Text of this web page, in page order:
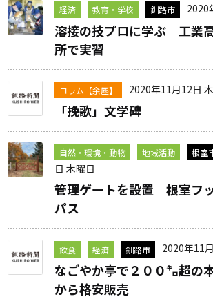
経済 教育・学校 釧路市 2020
溶接の技プロに学ぶ 工業
所で実習
コラム【余塵】 2020年11月12日
「挽歌」文学碑
自然・環境・動物 地域活動 根室
日 木曜日
管理ゲートを設置 根室フ
パス
飲食 経済 釧路市 2020年11
なごやか亭で２００㌔超の
から格安販売